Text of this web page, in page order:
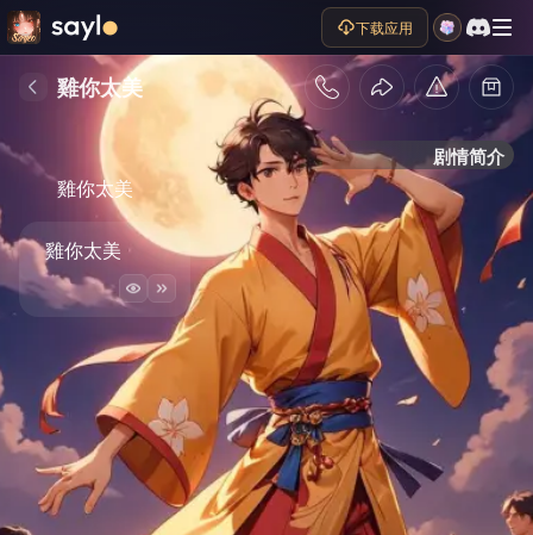
下载应用
雞你太美
剧情简介
雞你太美
雞你太美